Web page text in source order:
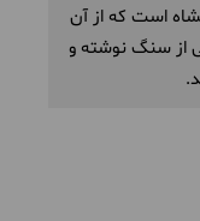
است که از آن
از سنگ نوشته و